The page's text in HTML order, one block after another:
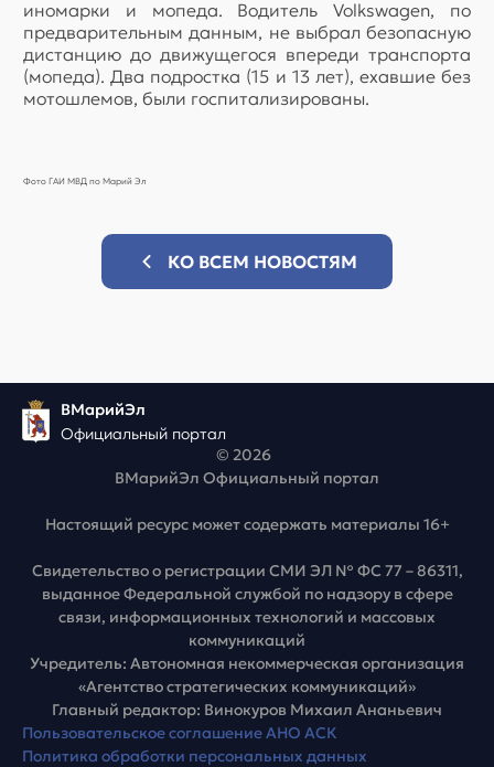
иномарки и мопеда. Водитель Volkswagen, по
предварительным данным, не выбрал безопасную
дистанцию до движущегося впереди транспорта
(мопеда). Два подростка (15 и 13 лет), ехавшие без
мотошлемов, были госпитализированы.
Фото ГАИ МВД по Марий Эл
КО ВСЕМ НОВОСТЯМ
ВМарийЭл
Официальный портал
© 2026
ВМарийЭл Официальный портал
Настоящий ресурс может содержать материалы 16+
Свидетельство о регистрации СМИ ЭЛ № ФС 77 – 86311,
выданное Федеральной службой по надзору в сфере
связи, информационных технологий и массовых
коммуникаций
Учредитель: Автономная некоммерческая организация
«Агентство стратегических коммуникаций»
Главный редактор: Винокуров Михаил Ананьевич
Пользовательское соглашение АНО АСК
Политика обработки персональных данных